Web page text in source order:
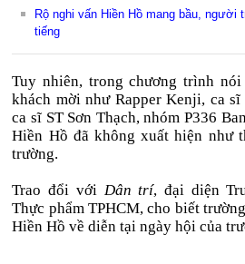
Rộ nghi vấn Hiền Hồ mang bầu, người
tiếng
Tuy nhiên, trong chương trình
khách mời như Rapper Kenji, ca
ca sĩ ST Sơn Thạch, nhóm P336
Hiền Hồ đã không xuất hiện như
trường.
Trao đổi với Dân trí, đại diện
Thực phẩm TPHCM, cho biết
Hiền Hồ về diễn tại ngày hội của